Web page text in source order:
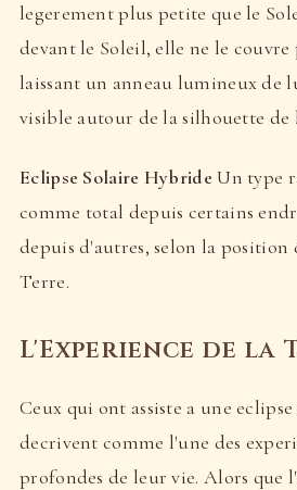
legerement plus petite que le
devant le Soleil, elle ne le
laissant un anneau lumineux de
visible autour de la silhouette de
Eclipse Solaire Hybride Un type
comme total depuis certains
depuis d'autres, selon la position
Terre.
L'Experience de
Ceux qui ont assiste a une
decrivent comme l'une des
profondes de leur vie. Alors que